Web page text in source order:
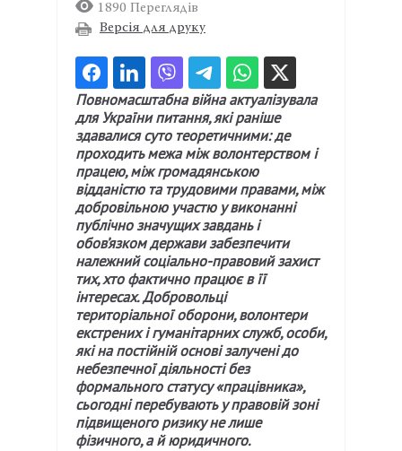
1890 Переглядів
Версія для друку
Повномасштабна війна актуалізувала
для України питання, які раніше
здавалися суто теоретичними: де
проходить межа між волонтерством і
працею, між громадянською
відданістю та трудовими правами, між
добровільною участю у виконанні
публічно значущих завдань і
обов’язком держави забезпечити
належний соціально-правовий захист
тих, хто фактично працює в її
інтересах. Добровольці
територіальної оборони, волонтери
екстрених і гуманітарних служб, особи,
які на постійній основі залучені до
небезпечної діяльності без
формального статусу «працівника»,
сьогодні перебувають у правовій зоні
підвищеного ризику не лише
фізичного, а й юридичного.